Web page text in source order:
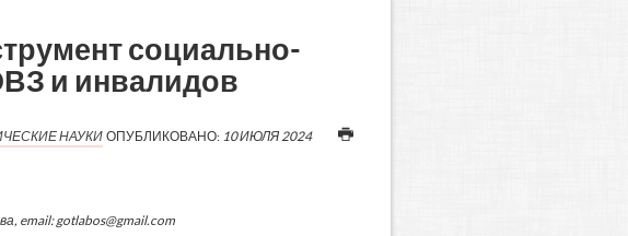
социально-
и инвалидов
НАУКИ ОПУБЛИКОВАНО: 10 ИЮЛЯ 2024
email: gotlabos@gmail.com